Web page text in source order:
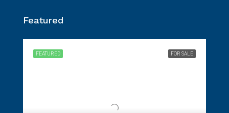
Featured
FOR SALE
FEATURED